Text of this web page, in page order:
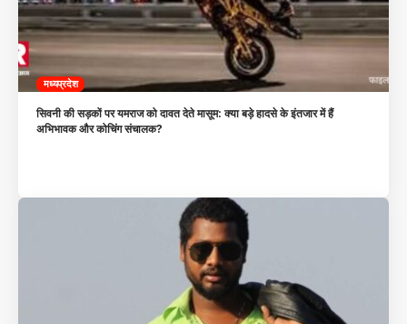
मध्यप्रदेश
सिवनी की सड़कों पर यमराज को दावत देते मासूम: क्या बड़े हादसे के इंतजार में हैं
अभिभावक और कोचिंग संचालक?